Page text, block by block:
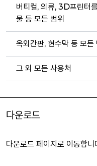
버티컬, 의류, 3D프린터
물 등 모든 범위
옥외간판, 현수막 등 모든
그 외 모든 사용처
다운로드
다운로드 페이지로 이동합니